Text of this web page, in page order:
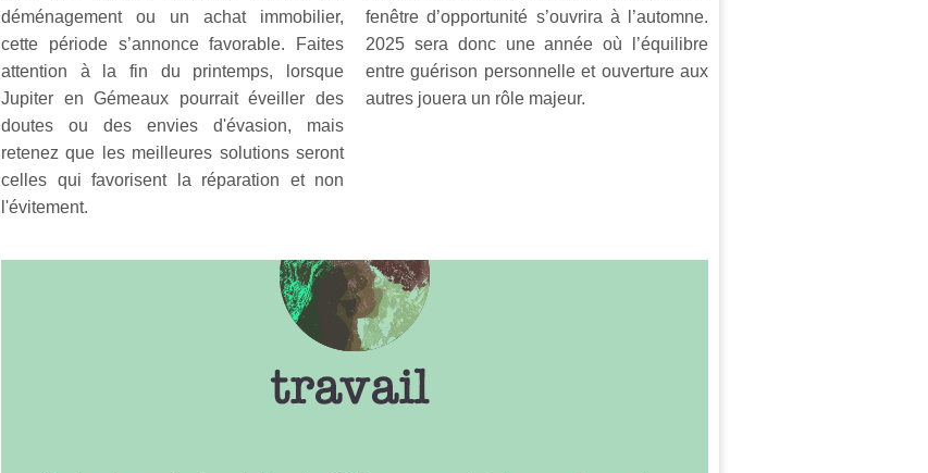
déménagement ou un achat immobilier,
cette période s’annonce favorable. Faites
attention à la fin du printemps, lorsque
Jupiter en Gémeaux pourrait éveiller des
doutes ou des envies d'évasion, mais
retenez que les meilleures solutions seront
celles qui favorisent la réparation et non
l'évitement.
fenêtre d’opportunité s’ouvrira à l’automne.
2025 sera donc une année où l’équilibre
entre guérison personnelle et ouverture aux
autres jouera un rôle majeur.